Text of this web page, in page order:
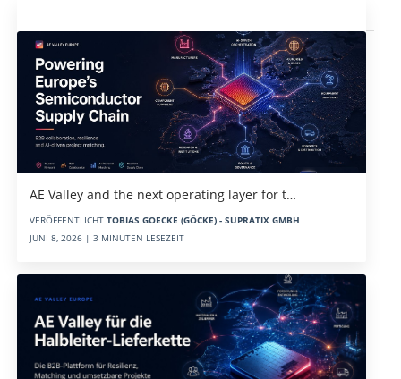
AE Valley and the next operating layer for t…
VERÖFFENTLICHT TOBIAS GOECKE (GÖCKE) - SUPRATIX GMBH
JUNI 8, 2026 | 3 MINUTEN LESEZEIT